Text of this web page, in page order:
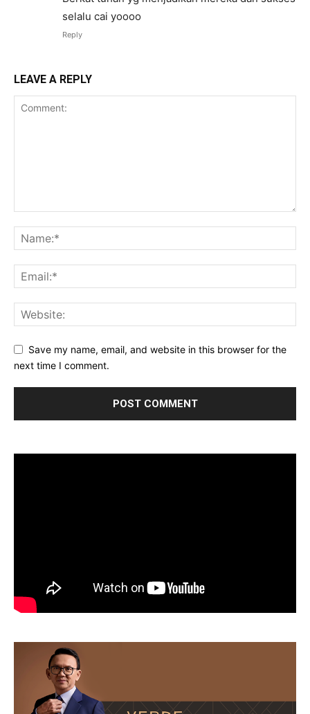
selalu cai yoooo
Reply
LEAVE A REPLY
Save my name, email, and website in this browser for the
next time I comment.